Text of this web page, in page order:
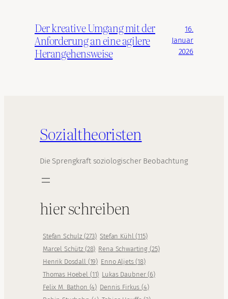
Der kreative Umgang mit der
Anforderung an eine agilere
Herangehensweise
16.
Januar
2026
Sozialtheoristen
Die Sprengkraft soziologischer Beobachtung
hier schreiben
Stefan Schulz (273) Stefan Kühl(115)
Marcel Schütz (28) Rena Schwarting (25)
Henrik Dosdall (19) Enno Aljets(18)
Thomas Hoebel (11) Lukas Daubner(6)
Felix M. Bathon (4) Dennis Firkus(4)